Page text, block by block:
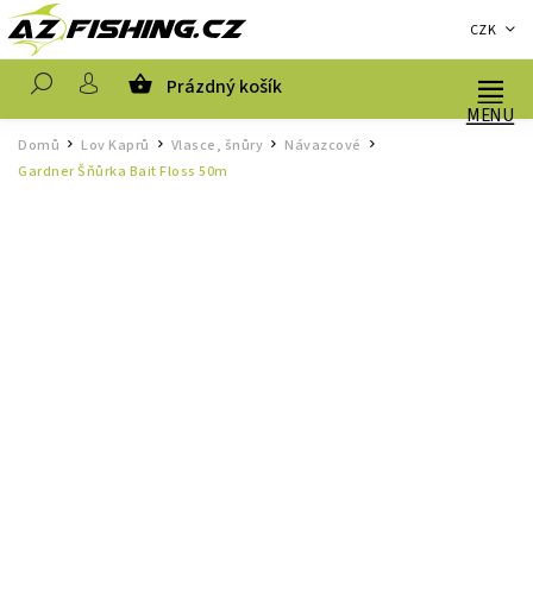
CZK
Prázdný košík
Domů / Lov Kaprů Vlasce, šnůry / Návazcové
Gardner Šňůrka Bait Floss 50m